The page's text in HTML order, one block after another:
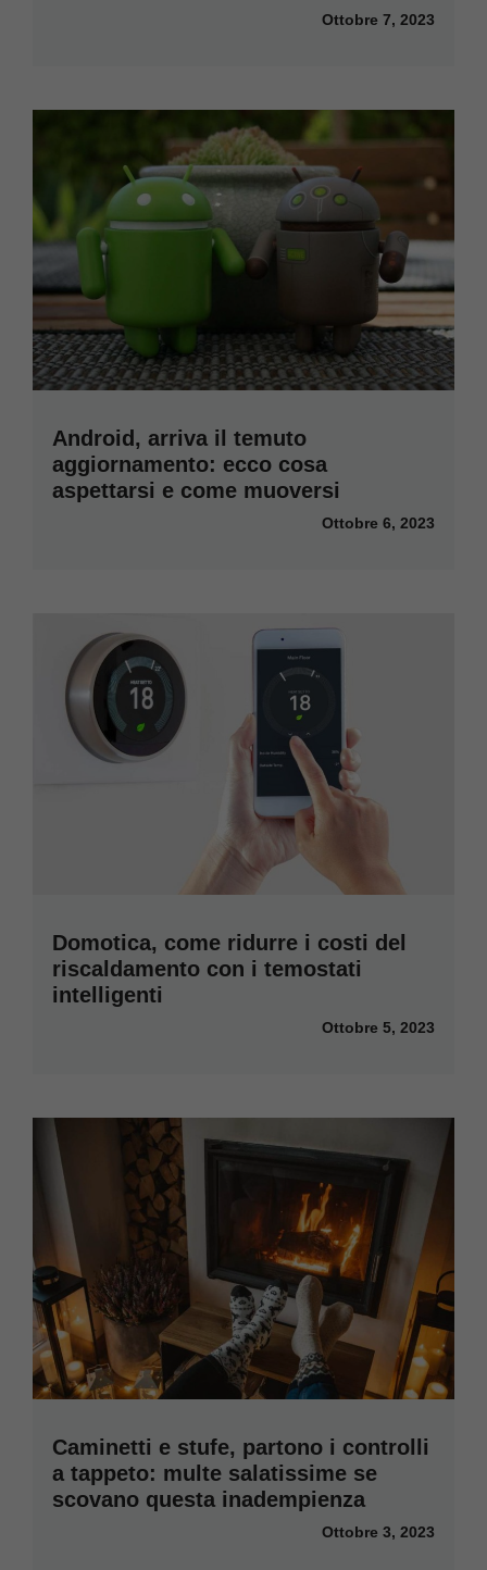
Ottobre 7, 2023
Android, arriva il temuto
aggiornamento: ecco cosa
aspettarsi e come muoversi
Ottobre 6, 2023
Domotica, come ridurre i costi del
riscaldamento con i temostati
intelligenti
Ottobre 5, 2023
Caminetti e stufe, partono i controlli
a tappeto: multe salatissime se
scovano questa inadempienza
Ottobre 3, 2023